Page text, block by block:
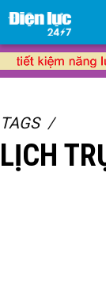
TAGS
LỊCH